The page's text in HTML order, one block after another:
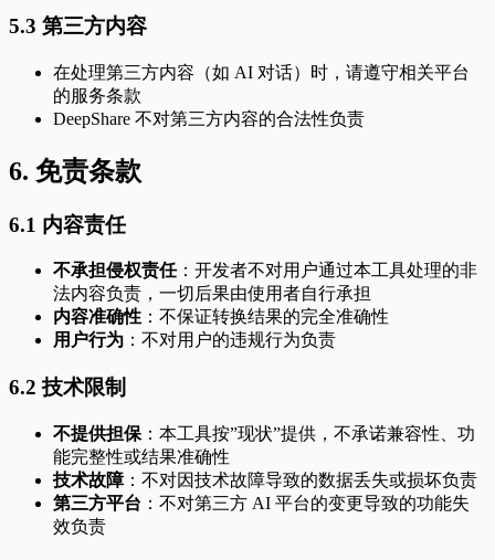
5.3 第三方内容
在处理第三方内容（如 AI 对话）时，请遵守相关平台
的服务条款
DeepShare 不对第三方内容的合法性负责
6. 免责条款
6.1 内容责任
不承担侵权责任：开发者不对用户通过本工具处理的非
法内容负责，一切后果由使用者自行承担
内容准确性 ：不保证转换结果的完全准确性
用户行为 ：不对用户的违规行为负责
6.2 技术限制
不提供担保 ：本工具按”现状”提供，不承诺兼容性、功
能完整性或结果准确性
技术故障：不对因技术故障导致的数据丢失或损坏负责
第三方平台 ：不对第三方 AI 平台的变更导致的功能失
效负责